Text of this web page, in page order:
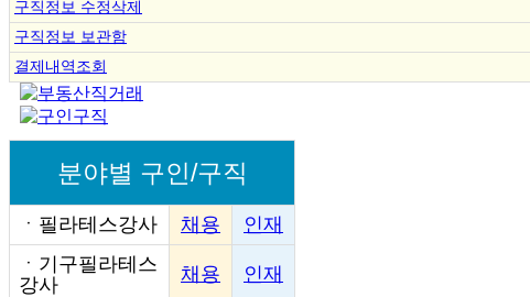
구직정보 수정삭제
구직정보 보관함
결제내역조회
분야별 구인/구직
ㆍ 필라테스강사 채용
인재
ㆍ 기구필라테스
강사
채용 인재